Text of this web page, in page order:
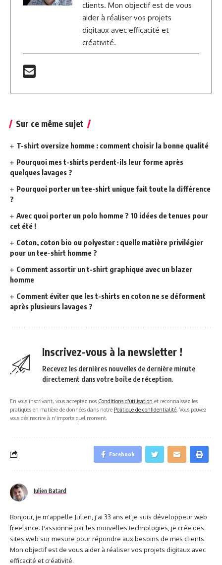
clients. Mon objectif est de vous
aider à réaliser vos projets
digitaux avec efficacité et
créativité.
Sur ce même sujet
T-shirt oversize homme : comment choisir la bonne qualité
Pourquoi mes t-shirts perdent-ils leur forme après
quelques lavages ?
Pourquoi porter un tee-shirt unique fait toute la différence
?
Avec quoi porter un polo homme ? 10 idées de tenues pour
cet été !
Coton, coton bio ou polyester : quelle matière privilégier
pour un tee-shirt homme ?
Comment assortir un t-shirt graphique avec un blazer
homme
Comment éviter que les t-shirts en coton ne se déforment
après plusieurs lavages ?
Inscrivez-vous à la newsletter !
Recevez les dernières nouvelles de dernière minute
directement dans votre boîte de réception.
En vous inscrivant, vous acceptez nos Conditions d'utilisation et reconnaissez les
pratiques en matière de données dans notre Politique de confidentialité . Vous pouvez
vous désinscrire à n'importe quel moment.
Facebook
Julien Batard
Bonjour, je m'appelle Julien, j'ai 33 ans et je suis développeur web
freelance. Passionné par les nouvelles technologies, je crée des
sites web sur mesure pour répondre aux besoins de mes clients.
Mon objectif est de vous aider à réaliser vos projets digitaux avec
efficacité et créativité.